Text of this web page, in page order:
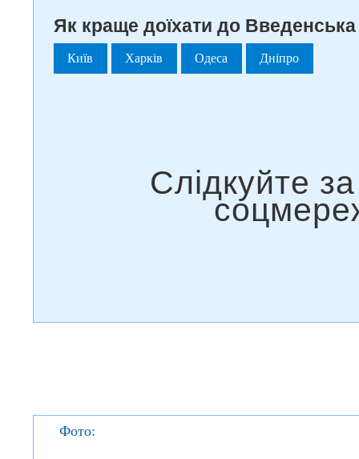
Як краще доїхати до Введенська
Київ Харків Одеса Дніпро
Фото: